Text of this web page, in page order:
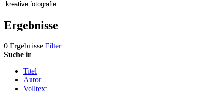
Ergebnisse
0 Ergebnisse Filter
Suche in
Titel
Autor
Volltext